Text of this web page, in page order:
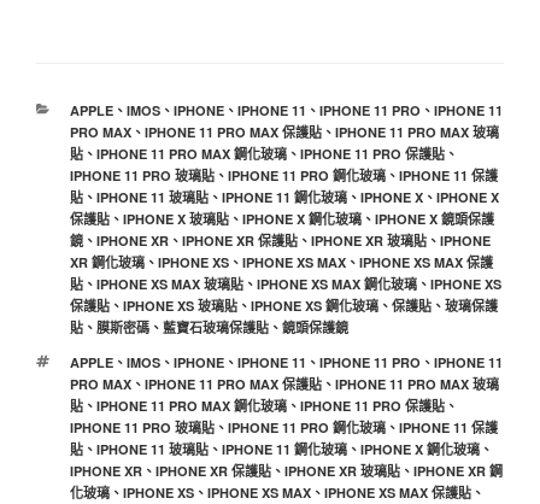
分
類
APPLE、 IMOS、 IPHONE、 IPHONE 11 、 IPHONE 11 PRO 、 IPHONE 11
PRO MAX、 IPHONE 11 PRO MAX 保護貼、 IPHONE 11 PRO MAX 玻璃
貼、 IPHONE 11 PRO MAX 鋼化玻璃、 IPHONE 11 PRO 保護貼、
IPHONE 11 PRO 玻璃貼、 IPHONE 11 PRO 鋼化玻璃、 IPHONE 11 保護
貼、 IPHONE 11 玻璃貼、 IPHONE 11 鋼化玻璃、 IPHONE X、 IPHONE X
保護貼、 IPHONE X 玻璃貼、 IPHONE X 鋼化玻璃、 IPHONE X 鏡頭保護
鏡、 IPHONE XR、 IPHONE XR 保護貼、 IPHONE XR 玻璃貼、 IPHONE
XR 鋼化玻璃、 IPHONE XS、 IPHONE XS MAX、 IPHONE XS MAX 保護
貼、 IPHONE XS MAX 玻璃貼、 IPHONE XS MAX 鋼化玻璃、 IPHONE XS
保護貼、 IPHONE XS 玻璃貼、 IPHONE XS 鋼化玻璃、 保護貼、 玻璃保護
貼、 膜斯密碼、 藍寶石玻璃保護貼、 鏡頭保護鏡
標
籤
APPLE、 IMOS、 IPHONE、 IPHONE 11 、 IPHONE 11 PRO 、 IPHONE 11
PRO MAX、 IPHONE 11 PRO MAX 保護貼、 IPHONE 11 PRO MAX 玻璃
貼、 IPHONE 11 PRO MAX 鋼化玻璃、 IPHONE 11 PRO 保護貼、
IPHONE 11 PRO 玻璃貼、 IPHONE 11 PRO 鋼化玻璃、 IPHONE 11 保護
貼、 IPHONE 11 玻璃貼、 IPHONE 11 鋼化玻璃、 IPHONE X 鋼化玻璃、
IPHONE XR、 IPHONE XR 保護貼、 IPHONE XR 玻璃貼、 IPHONE XR 鋼
化玻璃、 IPHONE XS、 IPHONE XS MAX、 IPHONE XS MAX 保護貼、